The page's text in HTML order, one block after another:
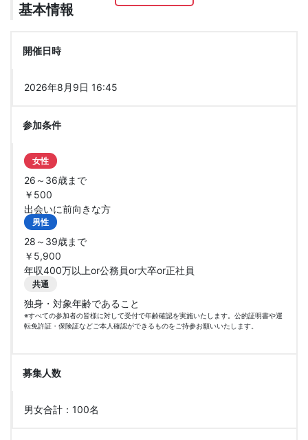
基本情報
開催日時
2026年8月9日 16:45
参加条件
女性
26～36歳まで
￥500
出会いに前向きな方
男性
28～39歳まで
￥5,900
年収400万以上or公務員or大卒or正社員
共通
独身・対象年齢であること
※すべての参加者の皆様に対して受付で年齢確認を実施いたします。公的証明書や運
転免許証・保険証などご本人確認ができるものをご持参お願いいたします。
募集人数
男女合計：100名